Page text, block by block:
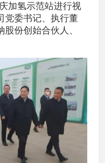
加氢示范站进行视
党委书记、执行董
份创始合伙人、